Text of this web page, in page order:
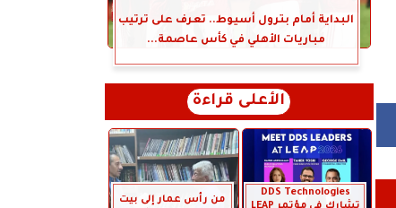
البداية أمام بترول أسيوط.. تعرف على ترتيب
مباريات الأهلي في كأس عاصمة...
الأعلى قراءة
DDS Technologies
من رأس عمار إلى بيت